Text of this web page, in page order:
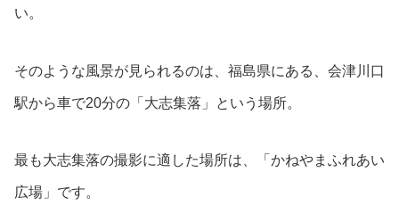
い。
そのような風景が見られるのは、福島県にある、会津川口
駅から車で20分の「大志集落」という場所。
最も大志集落の撮影に適した場所は、「かねやまふれあい
広場」です。